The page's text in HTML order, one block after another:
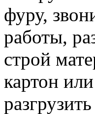
фуру,
работы,
строй
картон